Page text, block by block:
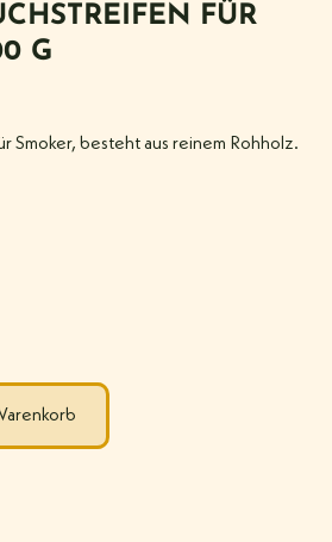
FÜR
G
Smoker, besteht aus reinem Rohholz.